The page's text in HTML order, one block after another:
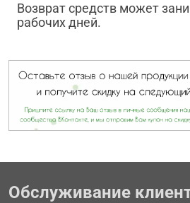
Возврат средств может
рабочих дней.
Обслуживание